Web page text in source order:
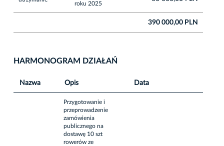
roku 2025
390 000,00 PLN
HARMONOGRAM DZIAŁAŃ
Nazwa Opis Data
Przygotowanie i
przeprowadzenie
zamówienia
publicznego na
dostawę 10 szt
rowerów ze